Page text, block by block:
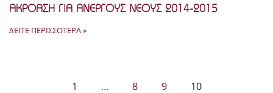
ΑΚΡΟΑΣΗ ΓΙΑ ΑΝΕΡΓΟΥΣ ΝΕΟΥΣ 2014-2015
ΔΕΊΤΕ ΠΕΡΙΣΣΌΤΕΡΑ »
1 … 8 9 10